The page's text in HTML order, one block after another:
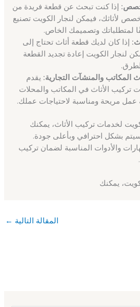
إذا كنت تبحث عن قطعة فريدة من
لأثاثك، فيمكن لنجار الكويت تصنيع
لمتطلباتك وتصميمك الخاص.
إذا كان لديك قطعة أثاث تحتاج إلى
لنجار الكويت إعادة تجديد القطعة
المكاتب والمنشآت التجارية: يقدم
تركيب الأثاث في المكاتب والمحلات
عمل مريحة ومناسبة لاحتياجات عملك.
لخدمات تركيب الأثاث، يمكنك
بشكل احترافي وبأعلى جودة.
والأدوات المناسبة لضمان تركيب
يمكنك
المقالة التالية ←